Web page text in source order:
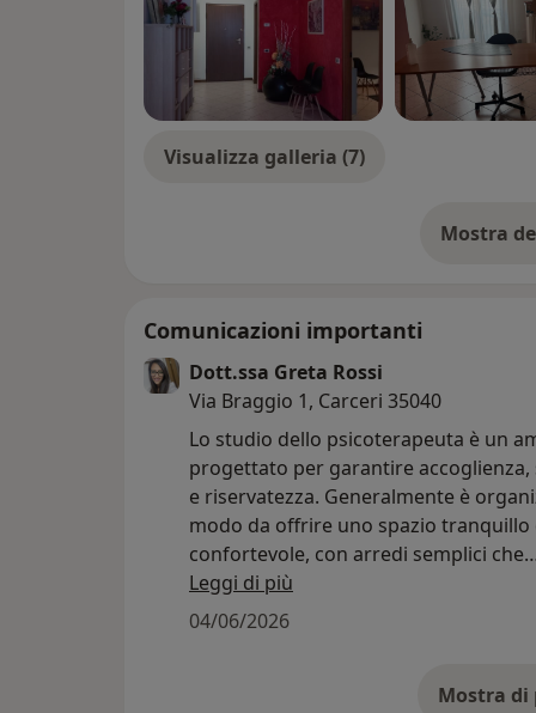
Visualizza galleria (7)
Mostra
Comunicazioni importanti
Dott.ssa Greta Rossi
Via Braggio 1, Carceri 35040
Lo studio dello psicoterapeuta è un
progettato per garantire accoglienza,
e riservatezza. Generalmente è
modo da offrire uno spazio tranquillo
confortevole, con arredi semplici che
favoriscono il dialogo e il benessere
persona. La disposizione degli spazi è
Dal punto di vista della protezione, lo
Leggi di più
04/06/2026